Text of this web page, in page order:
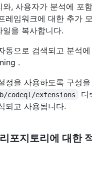
와, 사용자가 분석에 포
레임워크에 대한 추가
일을 복사합니다.
동으로 검색되고 분석
.
정을 사용하도록 구성
codeql/extensions
디
되고 사용됩니다.
포지토리에 대한